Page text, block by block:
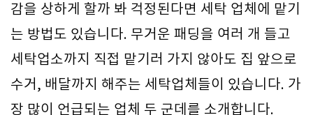
감을 상하게 할까 봐 걱정된다면 세탁 업체에 맡기
는 방법도 있습니다. 무거운 패딩을 여러 개 들고
세탁업소까지 직접 맡기러 가지 않아도 집 앞으로
수거, 배달까지 해주는 세탁업체들이 있습니다. 가
장 많이 언급되는 업체 두 군데를 소개합니다.